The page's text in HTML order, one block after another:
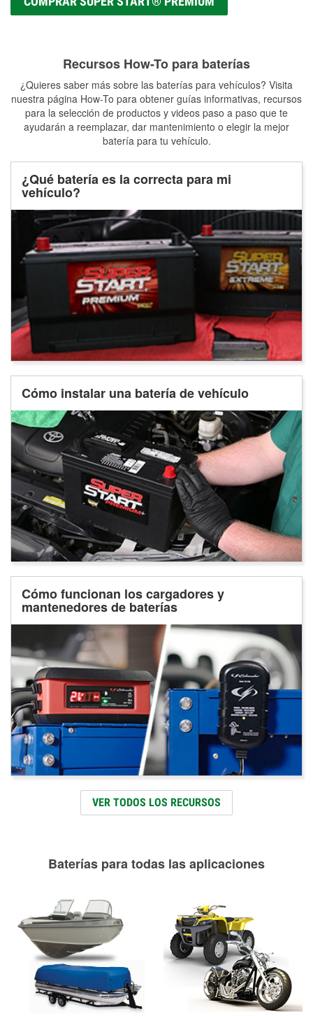
Recursos How-To para baterías
¿Quieres saber más sobre las baterías para vehículos? Visita
nuestra página How-To para obtener guías informativas, recursos
para la selección de productos y videos paso a paso que te
ayudarán a reemplazar, dar mantenimiento o elegir la mejor
batería para tu vehículo.
¿Qué batería es la correcta para mi
vehículo?
Cómo instalar una batería de vehículo
Cómo funcionan los cargadores y
mantenedores de baterías
VER TODOS LOS RECURSOS
Baterías para todas las aplicaciones